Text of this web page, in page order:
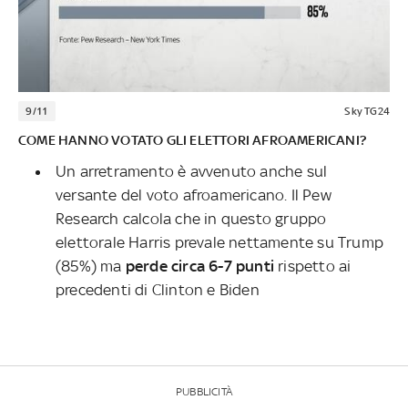
9/11 Sky TG24
COME HANNO VOTATO GLI ELETTORI AFROAMERICANI?
Un arretramento è avvenuto anche sul
versante del voto afroamericano. Il Pew
Research calcola che in questo gruppo
elettorale Harris prevale nettamente su Trump
(85%) ma perde circa 6-7 punti rispetto ai
precedenti di Clinton e Biden
PUBBLICITÀ